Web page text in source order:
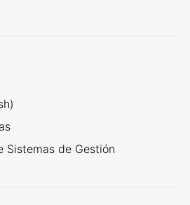
Sistemas de Gestión